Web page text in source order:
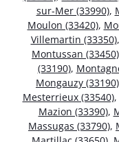
sur-Mer (33990),
Moulon (33420),
Villemartin (33350),
Montussan (33450)
(33190),
Mongauzy (33190)
Mesterrieux (33540),
Mazion (33390),
Massugas (33790),